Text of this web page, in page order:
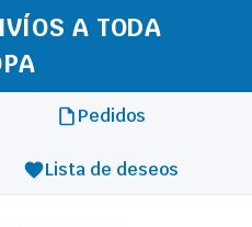
A TODA
Pedidos
Lista de deseos